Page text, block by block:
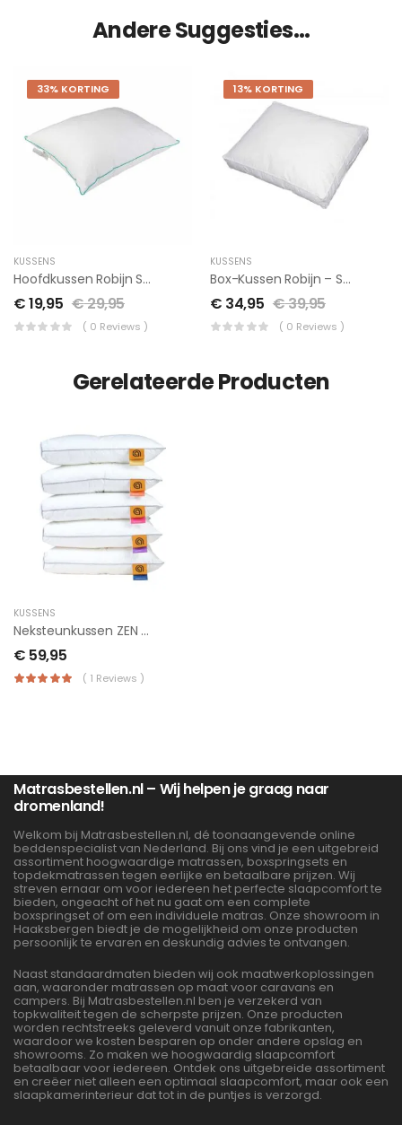
Andere Suggesties…
33% KORTING
KUSSENS
Hoofdkussen Robijn Synthetisch 60x70cm
€19,95 €29,95
( 0 Reviews )
13% KORTING
KUSSENS
Box-Kussen Robijn – Synthetisch
€ 34,95 €39,95
( 0 Reviews )
Gerelateerde Producten
KUSSENS
Neksteunkussen ZEN Comfort
€ 59,95
( 1 Reviews )
Matrasbestellen.nl – Wij helpen je graag naar
dromenland!
Welkom bij Matrasbestellen.nl, dé toonaangevende online
beddenspecialist van Nederland. Bij ons vind je een uitgebreid
assortiment hoogwaardige matrassen, boxspringsets en
topdekmatrassen tegen eerlijke en betaalbare prijzen. Wij
streven ernaar om voor iedereen het perfecte slaapcomfort te
bieden, ongeacht of het nu gaat om een complete
boxspringset of om een individuele matras. Onze showroom in
Haaksbergen biedt je de mogelijkheid om onze producten
persoonlijk te ervaren en deskundig advies te ontvangen.
Naast standaardmaten bieden wij ook maatwerkoplossingen
aan, waaronder matrassen op maat voor caravans en
campers. Bij Matrasbestellen.nl ben je verzekerd van
topkwaliteit tegen de scherpste prijzen. Onze producten
worden rechtstreeks geleverd vanuit onze fabrikanten,
waardoor we kosten besparen op onder andere opslag en
showrooms. Zo maken we hoogwaardig slaapcomfort
betaalbaar voor iedereen. Ontdek ons uitgebreide assortiment
en creëer niet alleen een optimaal slaapcomfort, maar ook een
slaapkamerinterieur dat tot in de puntjes is verzorgd.